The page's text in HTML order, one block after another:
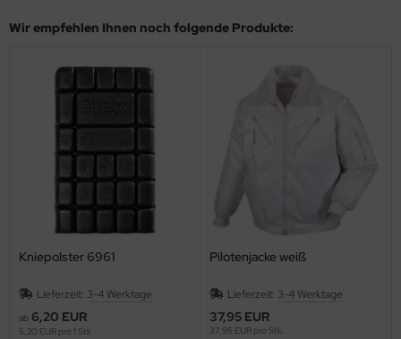
Wir empfehlen Ihnen noch folgende Produkte:
Kniepolster 6961
Lieferzeit: 3-4 Werktage
ab 6,20 EUR
6,20 EUR pro 1 Stk.
Pilotenjacke weiß
Lieferzeit: 3-4 Werktage
37,95 EUR
37,95 EUR pro Stk.